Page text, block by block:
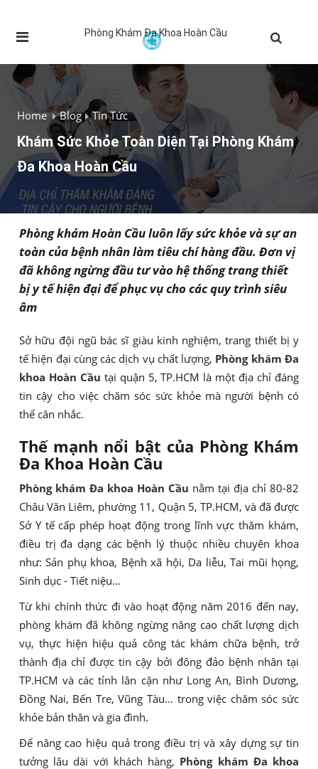
Phòng Khám Đa Khoa Hoàn Cầu
Home Blog Tin Tức
Khám Sức Khỏe Toàn Diện Tại Phòng Khám
Đa Khoa Hoàn Cầu
Phòng khám Hoàn Cầu luôn lấy sức khỏe và sự an
toàn của bệnh nhân làm tiêu chí hàng đầu. Đơn vị
đã không ngừng đầu tư vào hệ thống trang thiết
bị y tế hiện đại để phục vụ cho các quy trình siêu
âm
Sở hữu đội ngũ bác sĩ giàu kinh nghiệm, trang thiết bị y
tế hiện đại cùng các dịch vụ chất lượng, Phòng khám Đa
khoa Hoàn Cầu tại quận 5, TP.HCM là một địa chỉ đáng
tin cậy cho việc chăm sóc sức khỏe mà người bệnh có
thể cân nhắc.
Thế mạnh nổi bật của Phòng Khám
Đa Khoa Hoàn Cầu
Phòng khám Đa khoa Hoàn Cầu nằm tại địa chỉ 80-82
Châu Văn Liêm, phường 11, Quận 5, TP.HCM, và đã được
Sở Y tế cấp phép hoạt động trong lĩnh vực thăm khám,
điều trị đa dạng các bệnh lý thuộc nhiều chuyên khoa
như: Sản phụ khoa, Bệnh xã hội, Da liễu, Tai mũi họng,
Sinh dục - Tiết niệu…
Từ khi chính thức đi vào hoạt động năm 2016 đến nay,
phòng khám đã không ngừng nâng cao chất lượng dịch
vụ, thực hiện hiệu quả công tác khám chữa bệnh, trở
thành địa chỉ được tin cậy bởi đông đảo bệnh nhân tại
TP.HCM và các tỉnh lân cận như Long An, Bình Dương,
Đồng Nai, Bến Tre, Vũng Tàu… trong việc chăm sóc sức
khỏe bản thân và gia đình.
Để nâng cao hiệu quả trong điều trị và xây dựng sự tin
tưởng lâu dài với khách hàng, Phòng khám Đa khoa